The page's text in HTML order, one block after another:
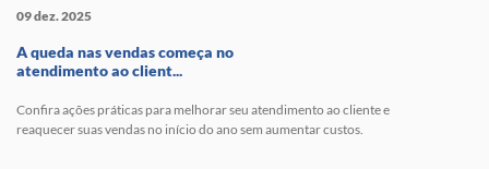
09 dez. 2025
A queda nas vendas começa no
atendimento ao client...
Confira ações práticas para melhorar seu atendimento ao cliente e
reaquecer suas vendas no início do ano sem aumentar custos.